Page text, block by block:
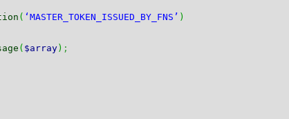
( ‘MASTER_TOKEN_ISSUED_BY_FNS’ )
( $array ) ;